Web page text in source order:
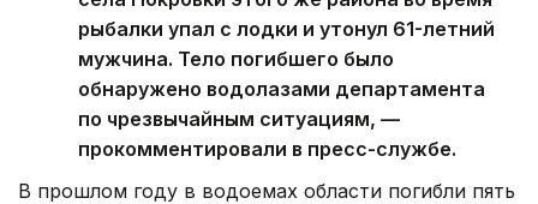
рыбалки упал с лодки и утонул 61-летний
мужчина. Тело погибшего было
обнаружено водолазами департамента
по чрезвычайным ситуациям, —
прокомментировали в пресс-службе.
В прошлом году в водоемах области погибли пять